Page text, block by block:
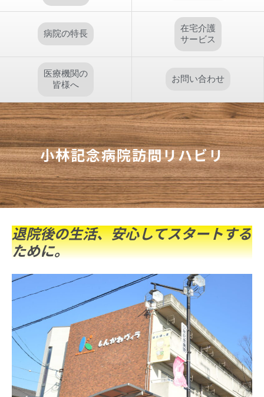
病院の特長
在宅介護
サービス
医療機関の
皆様へ
お問い合わせ
小林記念病院訪問リハビリ
退院後の生活、安心してスタートする
ために。